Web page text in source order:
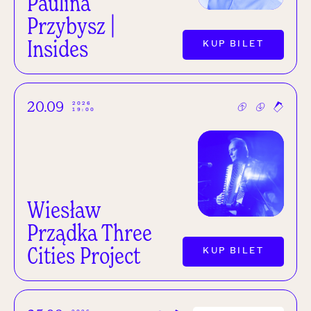
Przybysz |
Insides
KUP BILET
20.09
2026
19:00
Wiesław
Prządka Three
Cities Project
KUP BILET